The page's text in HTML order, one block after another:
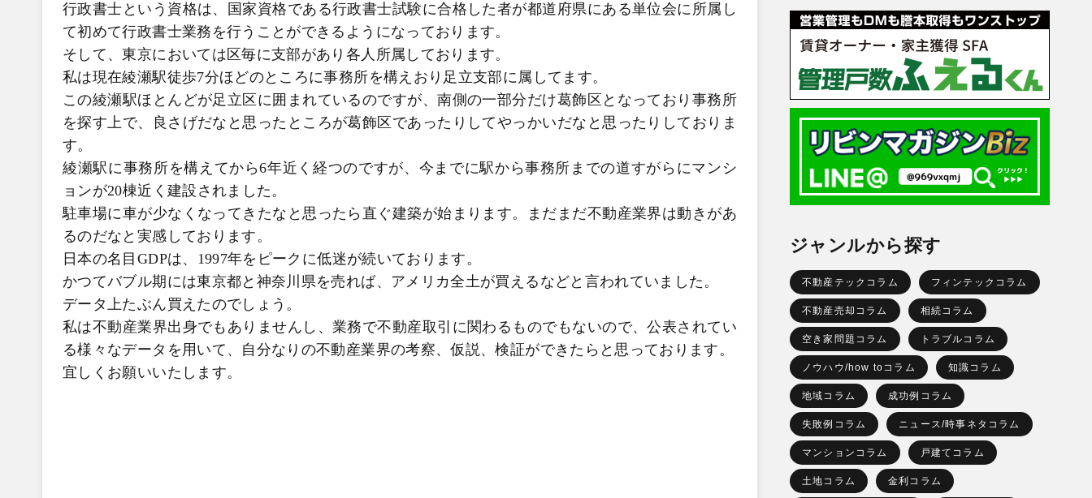
行政書士という資格は、国家資格である行政書士試験に合格した者が都道府県にある単位会に所属し
て初めて行政書士業務を行うことができるようになっております。
そして、東京においては区毎に支部があり各人所属しております。
私は現在綾瀬駅徒歩7分ほどのところに事務所を構えおり足立支部に属してます。
この綾瀬駅ほとんどが足立区に囲まれているのですが、南側の一部分だけ葛飾区となっており事務所
を探す上で、良さげだなと思ったところが葛飾区であったりしてやっかいだなと思ったりしておりま
す。
綾瀬駅に事務所を構えてから6年近く経つのですが、今までに駅から事務所までの道すがらにマンシ
ョンが20棟近く建設されました。
駐車場に車が少なくなってきたなと思ったら直ぐ建築が始まります。まだまだ不動産業界は動きがあ
るのだなと実感しております。
日本の名目GDPは、1997年をピークに低迷が続いております。
かつてバブル期には東京都と神奈川県を売れば、アメリカ全土が買えるなどと言われていました。
データ上たぶん買えたのでしょう。
私は不動産業界出身でもありませんし、業務で不動産取引に関わるものでもないので、公表されてい
る様々なデータを用いて、自分なりの不動産業界の考察、仮説、検証ができたらと思っております。
宜しくお願いいたします。
ジャンルから探す
不動産テックコラム フィンテックコラム
不動産売却コラム 相続コラム
空き家問題コラム トラブルコラム
ノウハウ/how toコラム 知識コラム
地域コラム 成功例コラム
失敗例コラム ニュース/時事ネタコラム
マンションコラム 戸建てコラム
土地コラム 金利コラム